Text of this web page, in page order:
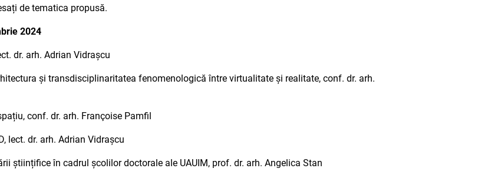
de tematica propusă.
2024
dr. arh. Adrian Vidrașcu
și transdisciplinaritatea fenomenologică între virtualitate și realitate, conf. dr. arh.
conf. dr. arh. Françoise Pamfil
lect. dr. arh. Adrian Vidrașcu
științifice în cadrul școlilor doctorale ale UAUIM, prof. dr. arh. Angelica Stan